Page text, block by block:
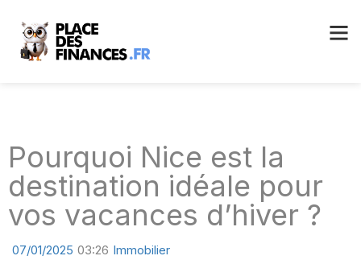
Pourquoi Nice est la
destination idéale pour
vos vacances d’hiver ?
07/01/2025 03:26 Immobilier